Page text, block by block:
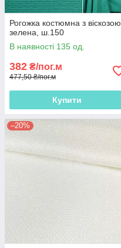
Рогожка костюмна з віскозою
зелена, ш.150
В наявності 135 од.
382 ₴/пог.м
477,50 ₴/пог.м
Купити
–20%